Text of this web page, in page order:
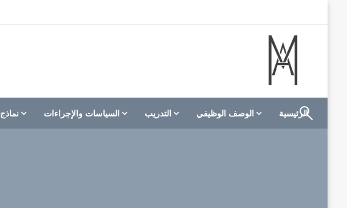
M A hotels | إم ايه هوتيلز
الموقع الأول للعاملين في الفنادق في العالم العربي
الرئيسية الوصف الوظيفي التدريب السياسات والإجراءات نماذج